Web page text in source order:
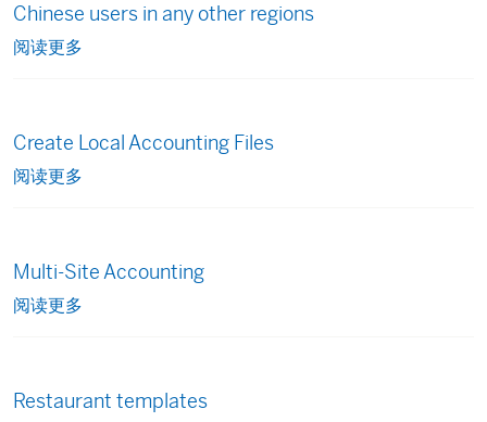
Chinese users in any other regions
阅读更多
Create Local Accounting Files
阅读更多
Multi-Site Accounting
阅读更多
Restaurant templates